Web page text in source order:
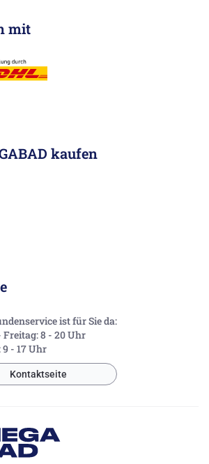
mit
kaufen
ist für Sie da:
8 - 20 Uhr
9 - 17 Uhr
Kontaktseite